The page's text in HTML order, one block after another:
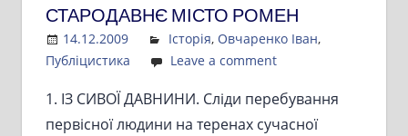
СТАРОДАВНЄ МІСТО РОМЕН
14.12.2009 Admin
Історія, Овчаренко Іван,
Публіцистика
Leave a comment
1. ІЗ СИВОЇ ДАВНИНИ. Сліди перебування
первісної людини на теренах сучасної